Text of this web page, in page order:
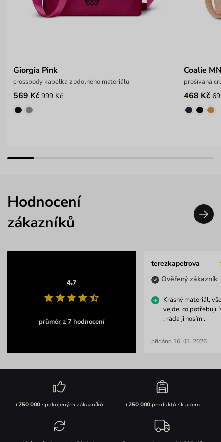
Giorgia Pink
crossbody kabelka z odolného materiálu
569 Kč 999 Kč
Coalie
prošívaná
468 Kč
Hodnocení
zákazníků
4.7
průměr z 7 hodnocení
terezkapetrova
Ověřený zákazník
Krásný materiál,
vejde, co potřebuji.
, ráda ji nosím .
přidáno 16. 03. 2026
+750 000spokojených zákazníků +250 000produktů skladem